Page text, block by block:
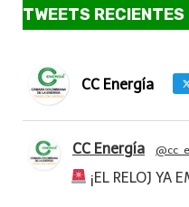
TWEETS RECIENTES
CC Energía
CC Energía
¡EL RELOJ YA